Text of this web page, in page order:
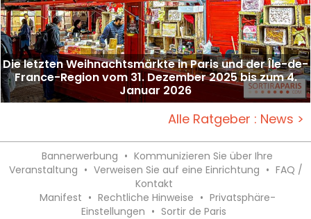
Die letzten Weihnachtsmärkte in Paris und der Île-de-
France-Region vom 31. Dezember 2025 bis zum 4.
Januar 2026
Alle Ratgeber : News >
Bannerwerbung • Kommunizieren Sie über Ihre
Veranstaltung • Verweisen Sie auf eine Einrichtung • FAQ /
Kontakt
Manifest • Rechtliche Hinweise • Privatsphäre-
Einstellungen • Sortir de Paris